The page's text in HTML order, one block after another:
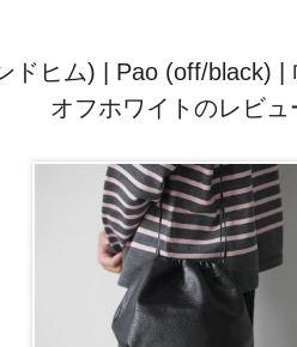
ドヒム) | Pao (off/black) |
オフホワイトのレビュ